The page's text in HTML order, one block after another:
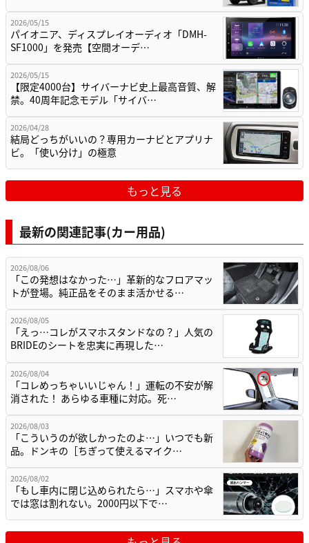
2026/05/15
パイオニア、ディスプレイオーディオ「DMH-
SF1000」を発売【空間オーデ…
2026/05/15
【限定4000台】サイバーナビ史上最高音質、解
禁。40周年記念モデル「サイバ…
2026/04/28
結局どっちがいいの？専用カーナビとアプリナ
ビ。「使い分け」の極意
もっと見る
最新の関連記事(カー用品)
2026/08/06
「この発想はなかった…」革新的なフロアマッ
トが登場。純正品をそのまま活かせる…
2026/08/05
「えっ…コレがスマホスタンドなの？」人気の
BRIDEのシートを忠実に再現した…
2026/08/04
「コレめっちゃいいじゃん！」運転の不安が解
消された！ あらゆる車種に対応。死…
2026/08/03
「こういうのが欲しかったのよ…」いつでも新
品。ドンキの［ちぎって使えるマイク…
2026/08/02
「もし車内に閉じ込められたら…」スマホや傘
では窓は割れない。2000円以下で…